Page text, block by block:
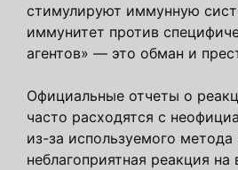
стимулируют иммунную
иммунитет против
агентов» — это обман и
Официальные отчеты о
часто расходятся с
из-за используемого метода
неблагоприятная реакция на